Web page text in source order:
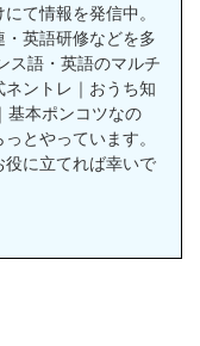
て情報を発信中。
英語研修などを多
ス語・英語のマルチ
ネントレ｜おうち知
基本ポンコツなの
とやっています。
に立てれば幸いで